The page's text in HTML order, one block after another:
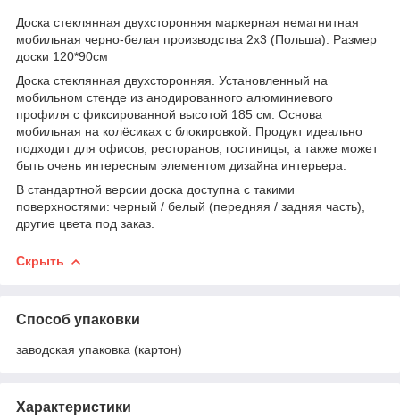
Доска стеклянная двухсторонняя маркерная немагнитная
мобильная черно-белая производства 2x3 (Польша). Размер
доски 120*90см
Доска стеклянная двухсторонняя. Установленный на
мобильном стенде из анодированного алюминиевого
профиля с фиксированной высотой 185 см. Основа
мобильная на колёсиках с блокировкой. Продукт идеально
подходит для офисов, ресторанов, гостиницы, а также может
быть очень интересным элементом дизайна интерьера.
В стандартной версии доска доступна с такими
поверхностями: черный / белый (передняя / задняя часть),
другие цвета под заказ.
Скрыть
Способ упаковки
заводская упаковка (картон)
Характеристики